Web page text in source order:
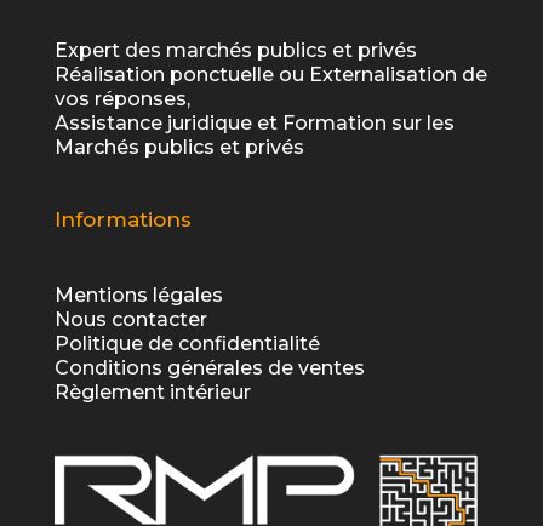
Expert des marchés publics et privés
Réalisation ponctuelle ou Externalisation de
vos réponses,
Assistance juridique et Formation sur les
Marchés publics et privés
Informations
Mentions légales
Nous contacter
Politique de confidentialité
Conditions générales de ventes
Règlement intérieur